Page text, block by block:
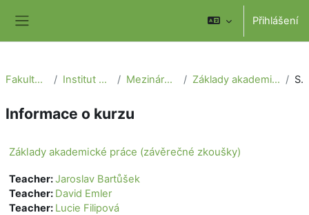
Přihlášení
Fakulta sociálních věd Institut mezinárodních studií Mezinárodní teritoriální studia Základy akademické práce (závěrečné zkoušky) Souhrn
Informace o kurzu
Základy akademické práce (závěrečné zkoušky)
Teacher:Jaroslav Bartůšek
Teacher: David Emler
Teacher: Lucie Filipová